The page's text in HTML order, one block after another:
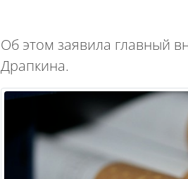
Об этом заявила главный
Драпкина.